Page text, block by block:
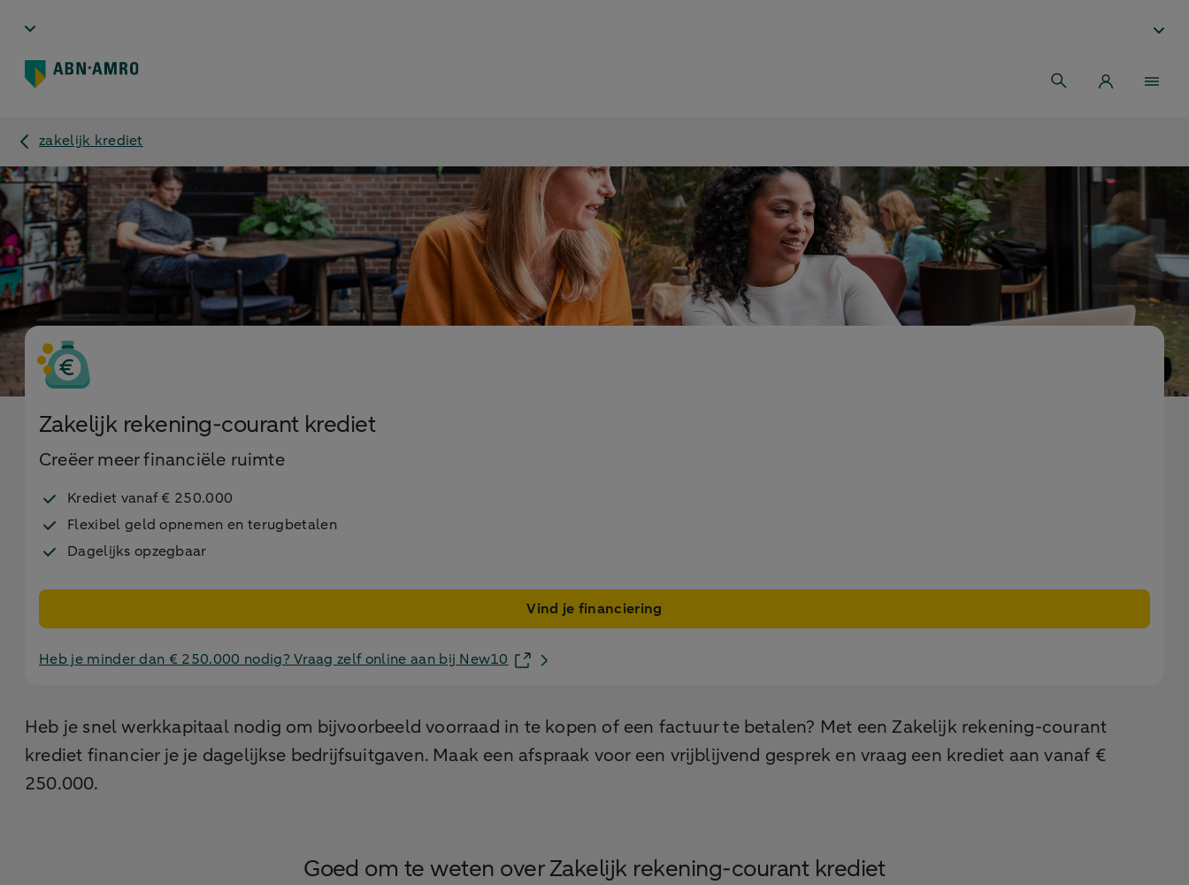
zakelijk krediet
Zakelijk rekening-courant krediet
Creëer meer financiële ruimte
Krediet vanaf € 250.000
Flexibel geld opnemen en terugbetalen
Dagelijks opzegbaar
Vind je financiering
Heb je minder dan € 250.000 nodig? Vraag zelf online aan bij New10
Heb je snel werkkapitaal nodig om bijvoorbeeld voorraad in te kopen of een factuur te betalen? Met een Zakelijk rekening-courant
krediet financier je je dagelijkse bedrijfsuitgaven. Maak een afspraak voor een vrijblijvend gesprek en vraag een krediet aan vanaf €
250.000.
Goed om te weten over Zakelijk rekening-courant krediet